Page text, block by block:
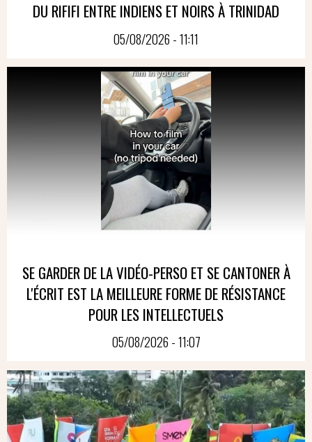
DU RIFIFI ENTRE INDIENS ET NOIRS À TRINIDAD
05/08/2026 - 11:11
SE GARDER DE LA VIDÉO-PERSO ET SE CANTONER À
L'ÉCRIT EST LA MEILLEURE FORME DE RÉSISTANCE
POUR LES INTELLECTUELS
05/08/2026 - 11:07